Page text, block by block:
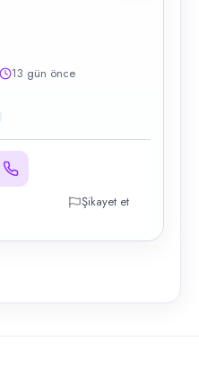
13 gün önce
Şikayet et